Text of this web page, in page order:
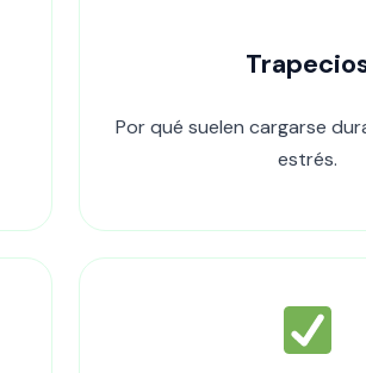
Por qué suelen cargarse
estrés.